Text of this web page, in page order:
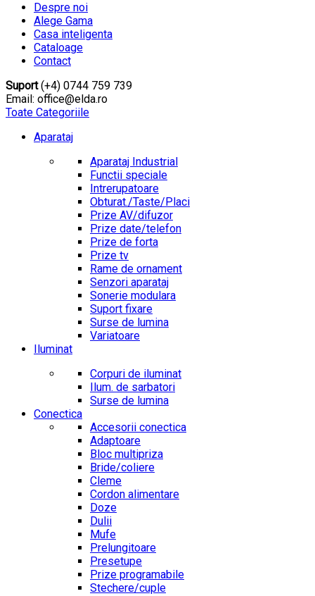
Despre noi
Alege Gama
Casa inteligenta
Cataloage
Contact
Suport(+4) 0744 759 739
Email: office@elda.ro
Toate Categoriile
Aparataj
Aparataj Industrial
Functii speciale
Intrerupatoare
Obturat./Taste/Placi
Prize AV/difuzor
Prize date/telefon
Prize de forta
Prize tv
Rame de ornament
Senzori aparataj
Sonerie modulara
Suport fixare
Surse de lumina
Variatoare
Iluminat
Corpuri de iluminat
Ilum. de sarbatori
Surse de lumina
Conectica
Accesorii conectica
Adaptoare
Bloc multipriza
Bride/coliere
Cleme
Cordon alimentare
Doze
Dulii
Mufe
Prelungitoare
Presetupe
Prize programabile
Stechere/cuple